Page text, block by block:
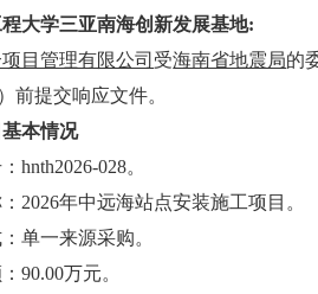
大学三亚南海创新发展基地:
目管理有限公司 受海南省地震局的
前提交响应文件。
本情况
hnth2026-028。
2026年中远海站点安装施工项目。
单一来源采购。
90.00万元。